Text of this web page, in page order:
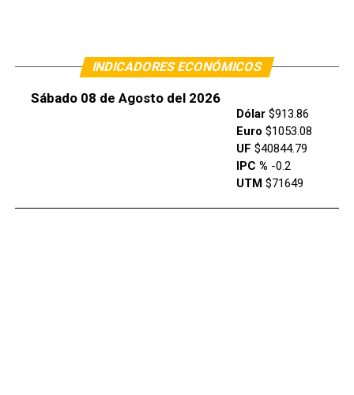
INDICADORES ECONÓMICOS
Sábado 08 de Agosto del 2026
Dólar$913.86
Euro $1053.08
UF $40844.79
IPC % -0.2
UTM $71649